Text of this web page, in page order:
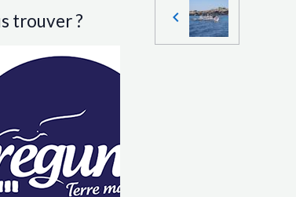
trouver ?